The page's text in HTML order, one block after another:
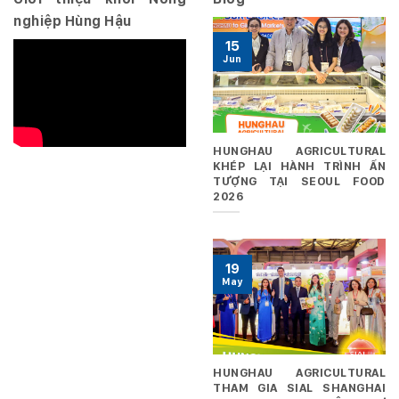
nghiệp Hùng Hậu
HUNGHAU AGRICULTURAL
KHÉP LẠI HÀNH TRÌNH ẤN
TƯỢNG TẠI SEOUL FOOD
2026
15
Jun
HUNGHAU AGRICULTURAL
THAM GIA SIAL SHANGHAI
19
May